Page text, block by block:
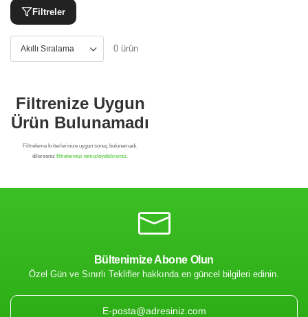
Filtreler
0 ürün
Bültenimize Abone Olun
Özel Gün ve Sınırlı Teklifler hakkında en güncel bilgileri edinin.